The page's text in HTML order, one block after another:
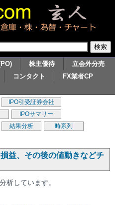
株主優待
立会外分売
コンタクト
FX業者CP
IPO引受証券会社
IPOサマリー
結果分析
時系列
益、その後の値動きなどチ
析しています。